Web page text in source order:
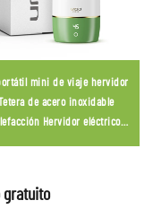
portátil mini de viaje hervidor
de acero inoxidable
Hervidor eléctrico
gratuito